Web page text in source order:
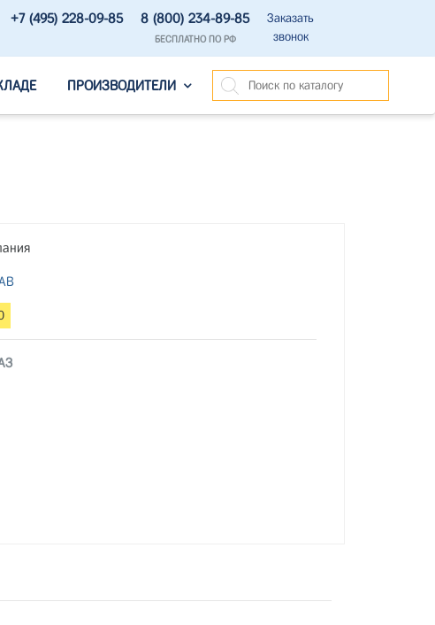
+7 (495) 228-09-85 8 (800) 234-89-85
БЕСПЛАТНО ПО РФ
Заказать
звонок
ПРОИЗВОДИТЕЛИ